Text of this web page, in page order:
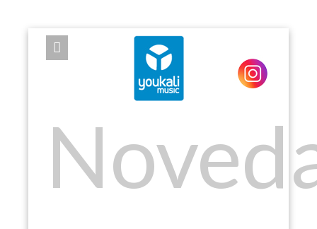
EXPOSE FRAMEWORK FOR JOOMLA 2.5 AND 3.0+